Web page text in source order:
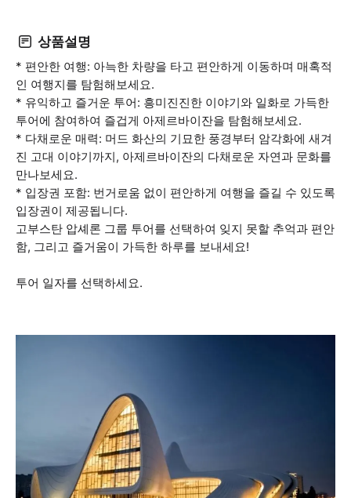
상품설명
* 편안한 여행: 아늑한 차량을 타고 편안하게 이동하며 매혹적
인 여행지를 탐험해보세요.
* 유익하고 즐거운 투어: 흥미진진한 이야기와 일화로 가득한
투어에 참여하여 즐겁게 아제르바이잔을 탐험해보세요.
* 다채로운 매력: 머드 화산의 기묘한 풍경부터 암각화에 새겨
진 고대 이야기까지, 아제르바이잔의 다채로운 자연과 문화를
만나보세요.
* 입장권 포함: 번거로움 없이 편안하게 여행을 즐길 수 있도록
입장권이 제공됩니다.
고부스탄 압셰론 그룹 투어를 선택하여 잊지 못할 추억과 편안
함, 그리고 즐거움이 가득한 하루를 보내세요!
투어 일자를 선택하세요.